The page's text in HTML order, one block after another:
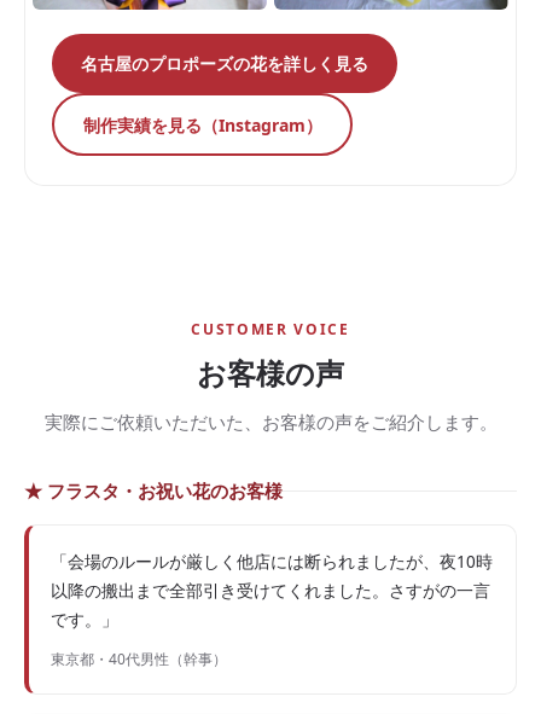
名古屋のプロポーズの花を詳しく見る
制作実績を見る（Instagram）
CUSTOMER VOICE
お客様の声
実際にご依頼いただいた、お客様の声をご紹介します。
★ フラスタ・お祝い花のお客様
「会場のルールが厳しく他店には断られましたが、夜10時
以降の搬出まで全部引き受けてくれました。さすがの一言
です。」
東京都・40代男性（幹事）